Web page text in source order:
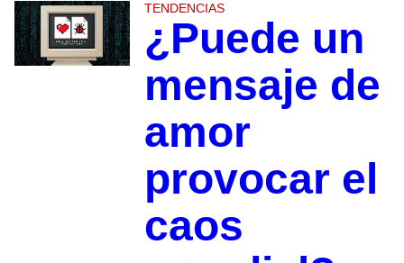
TENDENCIAS
¿Puede un
mensaje de
amor
provocar el
caos